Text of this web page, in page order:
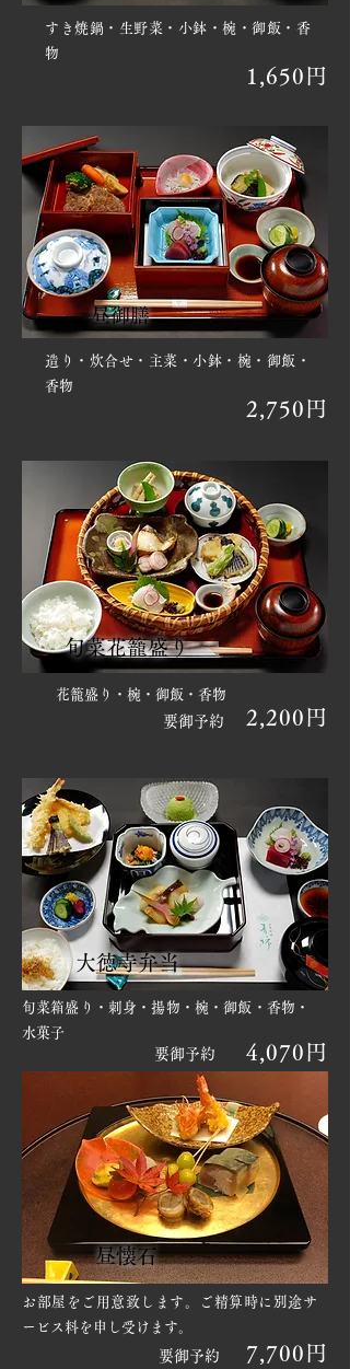
1,650円
すき焼鍋・生野菜・小鉢・椀・御飯・香
物​
昼御膳
2,750円
造り・炊合せ・主菜・小鉢・椀・御飯・
香物
旬菜花籠盛り
2,200円
花籠盛り・椀・御飯・香物
要御予約
大徳寺弁当
4,070円
旬菜箱盛り・刺身・揚物・椀・御飯・香物・
水菓子
要御予約
昼懐石
7,700円
お部屋をご用意致します。ご精算時に別途サ
ービス料を申し受けます。
要御予約